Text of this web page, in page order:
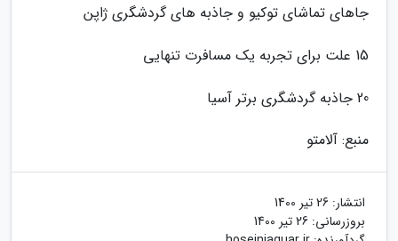
جاهای تماشای توکیو و جاذبه های گردشگری ژاپن
15 علت برای تجربه یک مسافرت تنهایی
20 جاذبه گردشگری برتر آسیا
منبع: آلامتو
انتشار: 26 تیر 1400
بروزرسانی: 26 تیر 1400